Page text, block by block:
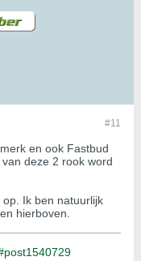
#11
en ook Fastbud
deze 2 rook word
Ik ben natuurlijk
hierboven.